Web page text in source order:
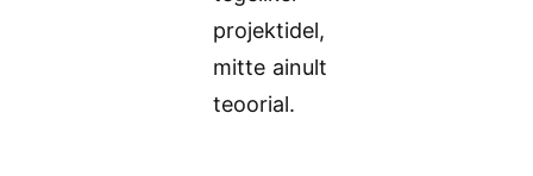
projektidel,
mitte ainult
teoorial.